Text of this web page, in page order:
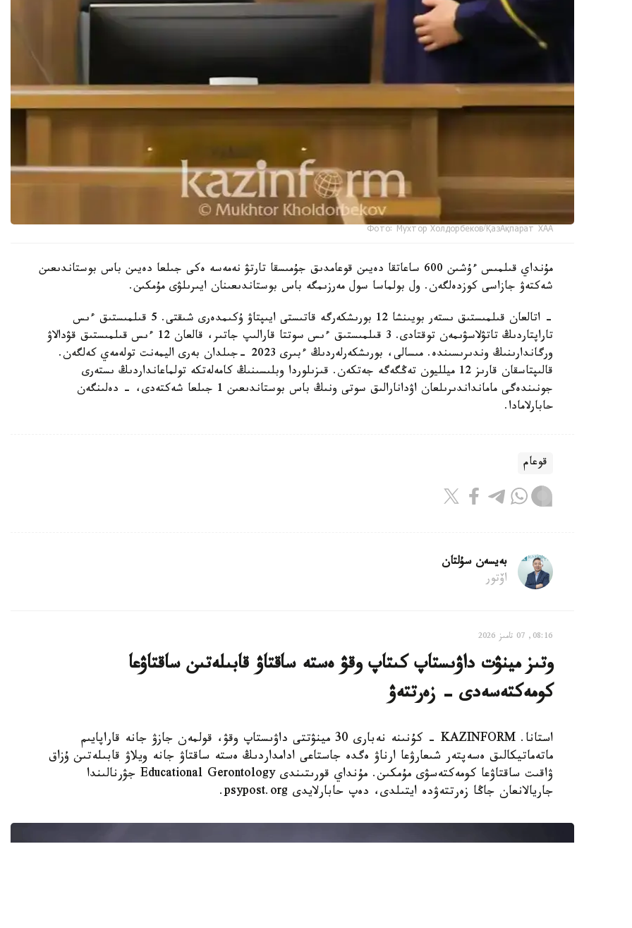
Фото: Мухтор Холдорбеков/ҚазАқпарат ХАА
مۇنداي قىلمىس ءۇشىن 600 ساعاتقا دەيىن قوعامدىق جۇمىسقا تارتۋ نەمەسە ەكى جىلعا دەيىن باس بوستاندىعىن
شەكتەۋ جازاسى كوزدەلگەن. ول بولماسا سول مەرزىمگە باس بوستاندىعىنان ايىرىلۋى مۇمكىن.
- اتالعان قىلمىستىق ىستەر بويىنشا 12 بورىشكەرگە قاتىستى ايىپتاۋ ۇكىمدەرى شىقتى. 5 قىلمىستىق ءىس
تاراپتاردىڭ تاتۋلاسۋىمەن توقتادى. 3 قىلمىستىق ءىس سوتتا قارالىپ جاتىر، قالعان 12 ءىس قىلمىستىق قۋدالاۋ
ورگاندارىنىڭ وندىرىسىندە. مىسالى، بورىشكەرلەردىڭ ءبىرى 2023 -جىلدان بەرى اليمەنت تولەمەي كەلگەن.
قالىپتاسقان قارىز 12 ميلليون تەڭگەگە جەتكەن. قىزىلوردا وبلىسىنىڭ كامەلەتكە تولماعانداردىڭ ىستەرى
جونىندەگى مامانداندىرىلعان اۋدانارالىق سوتى ونىڭ باس بوستاندىعىن 1 جىلعا شەكتەدى، - دەلىنگەن
حابارلامادا.
قوعام
بەيسەن سۇلتان
اۆتور
08:16, 07 تامىز 2026
وتىز مينۋت داۋىستاپ كىتاپ وقۋ ەستە ساقتاۋ قابىلەتىن ساقتاۋعا
كومەكتەسەدى - زەرتتەۋ
استانا. KAZINFORM - كۇنىنە نەبارى 30 مينۋتتى داۋىستاپ وقۋ، قولمەن جازۋ جانە قاراپايىم
ماتەماتيكالىق ەسەپتەر شىعارۋعا ارناۋ ەگدە جاستاعى ادامداردىڭ ەستە ساقتاۋ جانە ويلاۋ قابىلەتىن ۇزاق
ۋاقىت ساقتاۋعا كومەكتەسۋى مۇمكىن. مۇنداي قورىتىندى Educational Gerontology جۋرنالىندا
جاريالانعان جاڭا زەرتتەۋدە ايتىلدى، دەپ حابارلايدى psypost.org.